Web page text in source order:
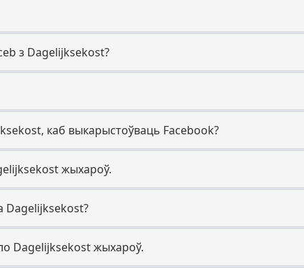
з Dagelijksekost?
каб выкарыстоўваць Facebook?
жыхароў.
Dagelijksekost?
Dagelijksekost жыхароў.